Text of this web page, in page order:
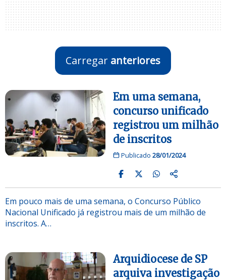
Carregar anteriores
Em uma semana,
concurso unificado
registrou um milhão
de inscritos
Publicado 28/01/2024
Em pouco mais de uma semana, o Concurso Público
Nacional Unificado já registrou mais de um milhão de
inscritos. A…
Arquidiocese de SP
arquiva investigação